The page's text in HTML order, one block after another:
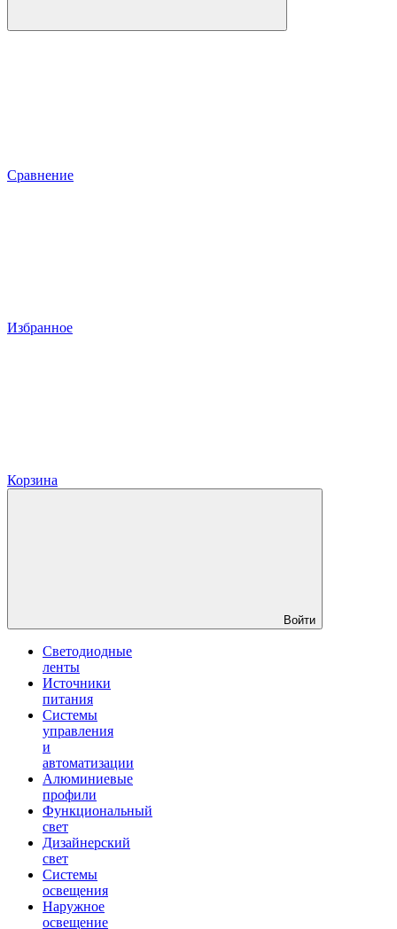
Сравнение
Избранное
Корзина
Войти
Светодиодные
ленты
Источники
питания
Системы
управления
и
автоматизации
Алюминиевые
профили
Функциональный
свет
Дизайнерский
свет
Системы
освещения
Наружное
освещение